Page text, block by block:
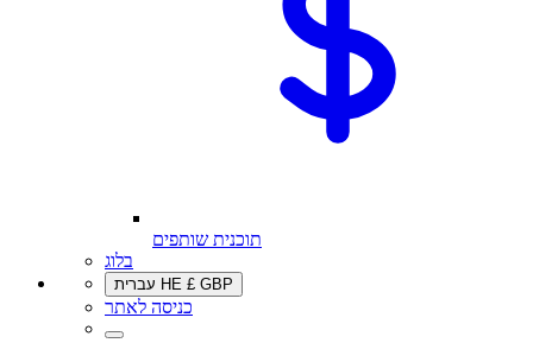
תוכנית שותפים
בלוג
עברית HE £ GBP
כניסה לאתר